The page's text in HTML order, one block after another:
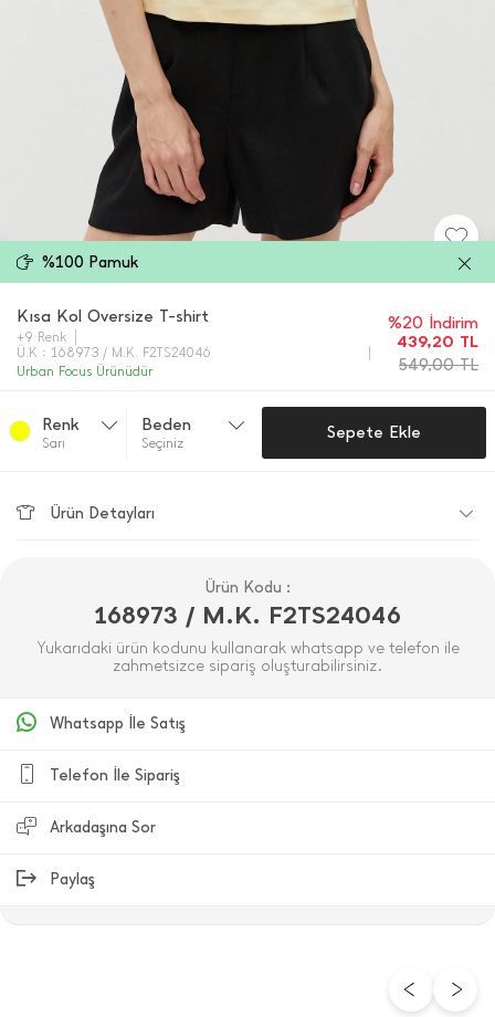
%100 Pamuk
Kısa Kol Oversize T-shirt
+9 Renk
Ü.K : 168973 / M.K. F2TS24046
Urban Focus Ürünüdür
%20 İndirim
439,20 TL
549,00TL
Renk
Sarı
Beden
Seçiniz
Sepete Ekle
Ürün Detayları
Ürün Kodu :
168973 / M.K. F2TS24046
Yukarıdaki ürün kodunu kullanarak whatsapp ve telefon ile
zahmetsizce sipariş oluşturabilirsiniz.
Whatsapp İle Satış
Telefon İle Sipariş
Arkadaşına Sor
Paylaş